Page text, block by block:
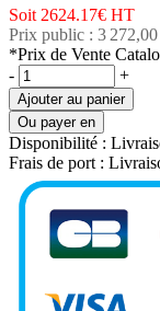
Soit 2624.17€ HT
Prix public : 3
*Prix de Vente
-
+
Ajouter au panier
Ou payer en
Disponibilité :
Frais de port :